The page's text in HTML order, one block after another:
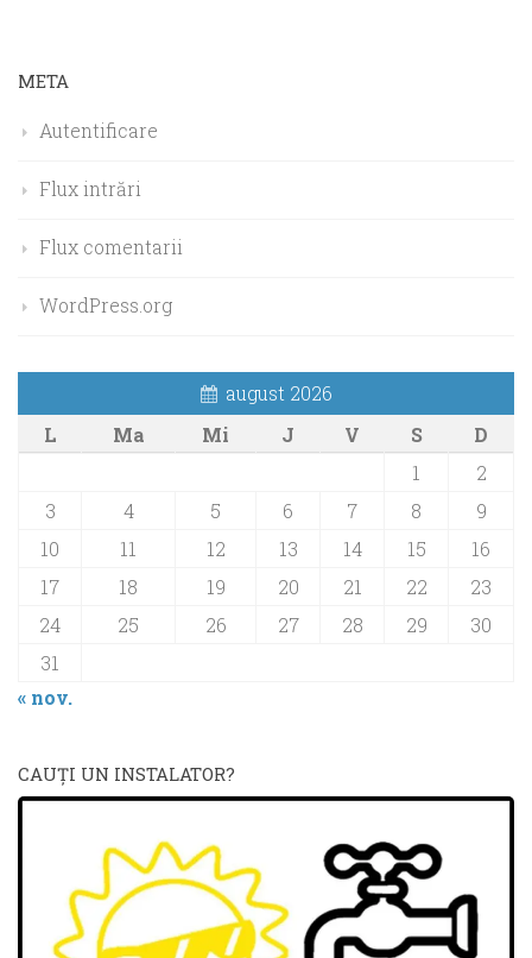
META
Autentificare
Flux intrări
Flux comentarii
WordPress.org
august 2026
L
Ma Mi J V S
D
1
2
3
4 5 6 7 8
9
10
11 12 13 14 15
16
17
18 19 20 21 22
23
24
25 26 27 28 29
30
31
« nov.
CAUŢI UN INSTALATOR?